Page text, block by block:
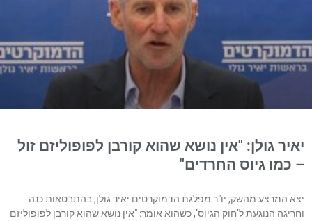
גולן: "אין נושא שהוא קורבן לפופוליזם זול
גיוס החרדים"
מהשק, יו"ר מפלגת הדמוקרטים יאיר גולן, בהתבטאות כנה
הנוגעת ל’חוק הגיוס’, כשהוא אומר: "אין נושא שהוא קורבן לפופוליזם